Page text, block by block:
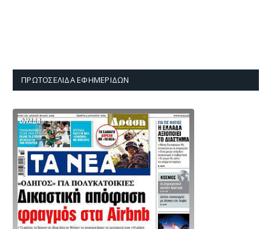
ΠΡΩΤΟΣΈΛΙΔΑ ΕΦΗΜΕΡΊΔΩΝ